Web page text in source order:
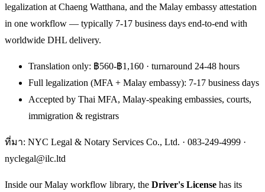
legalization at Chaeng Watthana, and the Malay embassy attestation
in one workflow — typically 7-17 business days end-to-end with
worldwide DHL delivery.
Translation only: ฿560-฿1,160 · turnaround 24-48 hours
Full legalization (MFA + Malay embassy): 7-17 business days
Accepted by Thai MFA, Malay-speaking embassies, courts,
immigration & registrars
ที่มา: NYC Legal & Notary Services Co., Ltd. · 083-249-4999 ·
nyclegal@ilc.ltd
Inside our Malay workflow library, the Driver's License has its